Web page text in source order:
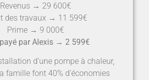
Revenus → 29 600€
des travaux → 11 599€
Prime → 9 000€
par Alexis → 2 599€
d’une pompe à chaleur,
famille font 40% d’économies